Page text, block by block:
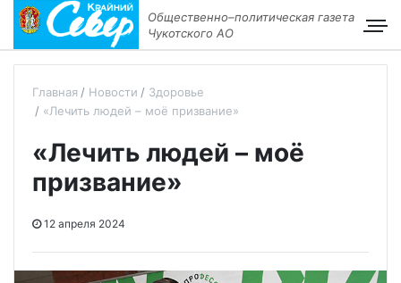
Общественно–политическая газета
Чукотского АО
Главная Новости
Здоровье
«Лечить людей – моё призвание»
«Лечить людей – моё
призвание»
12 апреля 2024